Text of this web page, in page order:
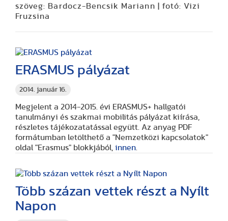
szöveg: Bardocz-Bencsik Mariann | fotó: Vizi
Fruzsina
2014. január 16.
ERASMUS pályázat
Megjelent a 2014-2015. évi ERASMUS+ hallgatói
tanulmányi és szakmai mobilitás pályázat kiírása,
részletes tájékozatatással együtt. Az anyag PDF
formátumban letölthető a "Nemzetközi kapcsolatok"
oldal "Erasmus" blokkjából, innen
Több százan vettek részt a Nyílt
Napon